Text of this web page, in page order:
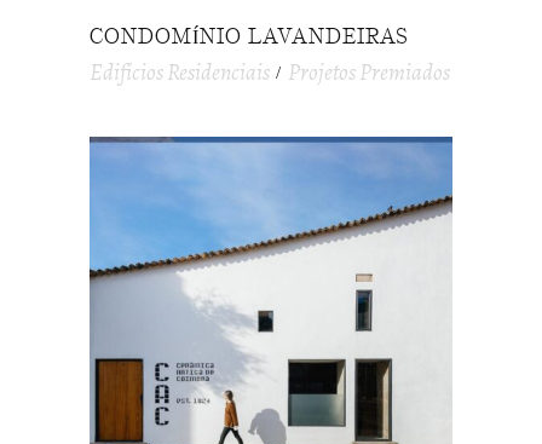
CONDOMÍNIO LAVANDEIRAS
Edifícios Residenciais Projetos Premiados